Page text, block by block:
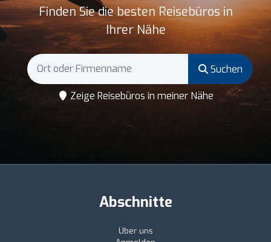
Finden Sie die besten Reisebüros in
Ihrer Nähe
Suchen
Zeige Reisebüros in meiner Nähe
Abschnitte
Über uns